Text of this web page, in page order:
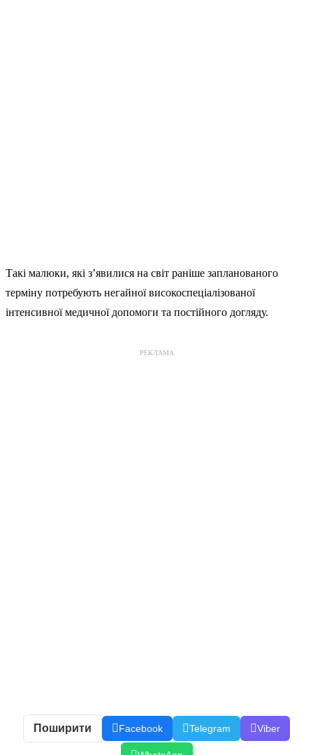
Такі малюки, які з’явилися на світ раніше запланованого
терміну потребують негайної високоспеціалізованої
інтенсивної медичної допомоги та постійного догляду.
РЕКЛАМА
Поширити Facebook Telegram Viber